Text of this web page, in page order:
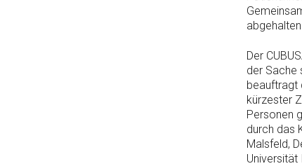
Der
der Sache
beauftragt
kürzester
Personen
durch das
Malsfeld,
Universität